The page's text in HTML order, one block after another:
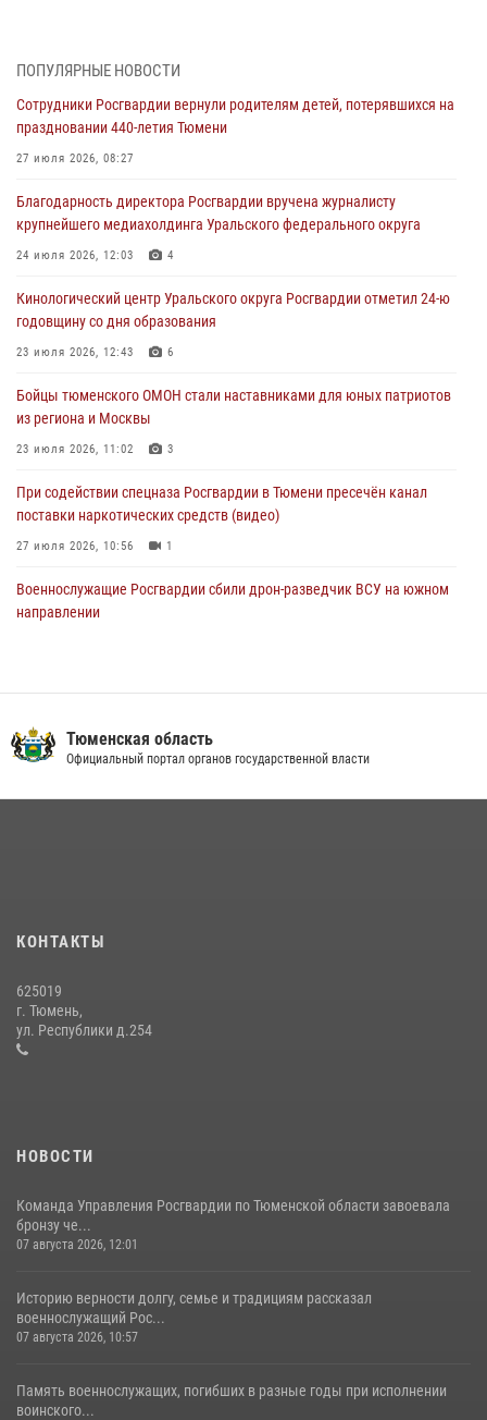
06 августа 2026, 04:41 3
Росгвардейцы в Тюменской области почтили память генерала
армии Ивана Кирилловича Яковлева
05 августа 2026, 11:03
В Тюмени офицер Росгвардии в радиоэфире напомнил гражданам о
мерах безопасного владения оружием
05 августа 2026, 09:56
Военнослужащие Росгвардии сбили дрон-разведчик ВСУ на южном
направлении
05 августа 2026, 05:35
Стальной характер продемонстрировали росгвардейцы в ходе
масштабных спортивных событий на Урале
05 августа 2026, 05:22
ПОПУЛЯРНЫЕ НОВОСТИ
Сотрудники Росгвардии вернули родителям детей, потерявшихся на
праздновании 440-летия Тюмени
27 июля 2026, 08:27
Благодарность директора Росгвардии вручена журналисту
крупнейшего медиахолдинга Уральского федерального округа
24 июля 2026, 12:03 4
Кинологический центр Уральского округа Росгвардии отметил 24-ю
годовщину со дня образования
23 июля 2026, 12:43 6
Бойцы тюменского ОМОН стали наставниками для юных патриотов
из региона и Москвы
23 июля 2026, 11:02 3
При содействии спецназа Росгвардии в Тюмени пресечён канал
поставки наркотических средств (видео)
27 июля 2026, 10:56 1
Военнослужащие Росгвардии сбили дрон-разведчик ВСУ на южном
направлении
03 августа 2026, 07:23 1
Сотрудники тюменского СОБР "Сова" отработали навыки
десантирования на Урале
16 июля 2026, 10:42
Тюменская область
Официальный портал органов государственной власти
КОНТАКТЫ
625019
г. Тюмень,
ул. Республики д.254
НОВОСТИ
Команда Управления Росгвардии по Тюменской области завоевала
бронзу че...
07 августа 2026, 12:01
Историю верности долгу, семье и традициям рассказал
военнослужащий Рос...
07 августа 2026, 10:57
Память военнослужащих, погибших в разные годы при исполнении
воинского...